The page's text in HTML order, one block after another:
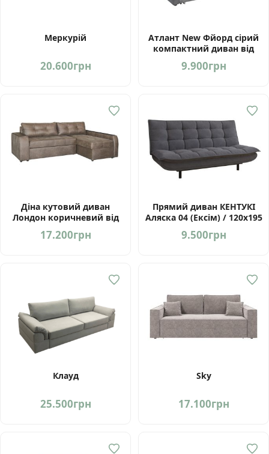
Меркурій
20.600грн
Атлант New Фйорд сірий
компактний диван від
фабрики Мебель-Сервіс
Україна
9.900грн
Діна кутовий диван
Лондон коричневий від
фабрики Мебель-Сервіс
Україна
17.200грн
Прямий диван КЕНТУКІ
Аляска 04 (Ексім) / 120х195
9.500грн
Клауд
25.500грн
Sky
17.100грн